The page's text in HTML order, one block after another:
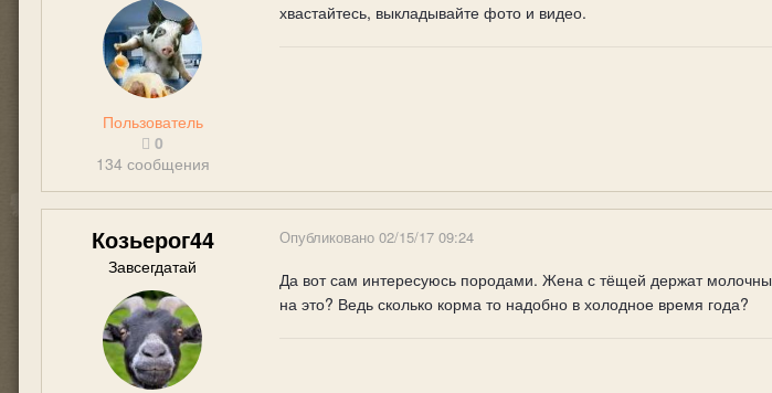
Пользователь
0
134 сообщения
хвастайтесь, выкладывайте фото и видео.
Козьерог44
Завсегдатай
Опубликовано 02/15/17 09:24
Да вот сам интересуюсь породами. Жена с тёщей держат
на это? Ведь сколько корма то надобно в холодное время года?